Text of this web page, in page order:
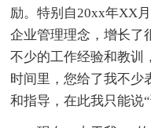
励。特别自20xx年XX
企业管理理念，增长了
不少的工作经验和教训
时间里，您给了我不少
和指导，在此我只能说“